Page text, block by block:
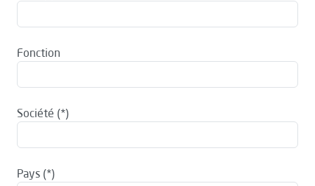
Fonction
Société
Pays